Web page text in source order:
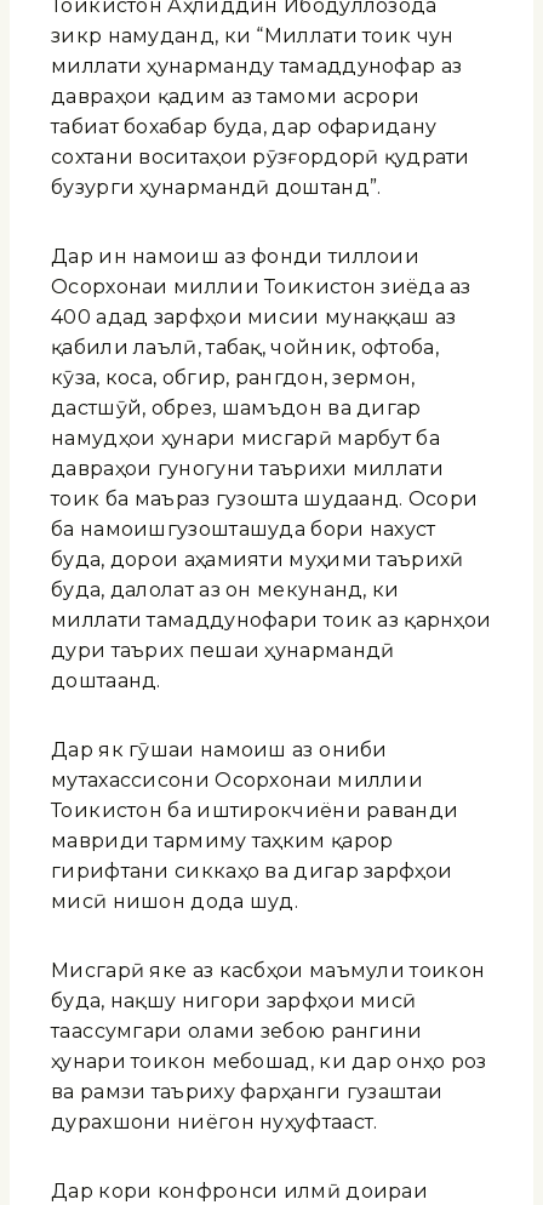
Тоҷикистон Аҳлиддин Ибодуллозода
зикр намуданд, ки “Миллати тоҷик чун
миллати ҳунарманду тамаддунофар аз
давраҳои қадим аз тамоми асрори
табиат бохабар буда, дар офаридану
сохтани воситаҳои рӯзғордорӣ қудрати
бузурги ҳунармандӣ доштанд”.
Дар ин намоиш аз фонди тиллоии
Осорхонаи миллии Тоҷикистон зиёда аз
400 адад зарфҳои мисии мунаққаш аз
қабили лаълӣ, табақ, чойник, офтоба,
кӯза, коса, обгир, рангдон, зермон,
дастшӯй, обрез, шамъдон ва дигар
намудҳои ҳунари мисгарӣ марбут ба
давраҳои гуногуни таърихи миллати
тоҷик ба маъраз гузошта шудаанд. Осори
ба намоишгузошташуда бори нахуст
буда, дорои аҳамияти муҳими таърихӣ
буда, далолат аз он мекунанд, ки
миллати тамаддунофари тоҷик аз қарнҳои
дури таърих пешаи ҳунармандӣ
доштаанд.
Дар як гӯшаи намоиш аз ҷониби
мутахассисони Осорхонаи миллии
Тоҷикистон ба иштирокчиёни раванди
мавриди тармиму таҳким қарор
гирифтани сиккаҳо ва дигар зарфҳои
мисӣ нишон дода шуд.
Мисгарӣ яке аз касбҳои маъмули тоҷикон
буда, нақшу нигори зарфҳои мисӣ
таҷассумгари олами зебою рангини
ҳунари тоҷикон мебошад, ки дар онҳо роз
ва рамзи таъриху фарҳанги гузаштаи
дурахшони ниёгон нуҳуфтааст.
Дар кори конфронси илмӣ доираи